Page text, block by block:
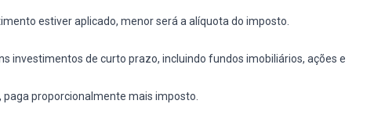
estiver aplicado, menor será a alíquota do imposto.
investimentos de curto prazo, incluindo fundos imobiliários, ações e
proporcionalmente mais imposto.